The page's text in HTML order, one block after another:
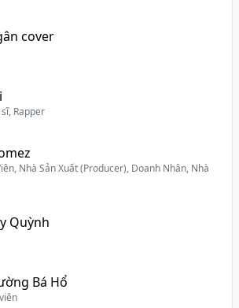
cover
Rapper
Nhà Sản Xuất (Producer), Doanh Nhân, Nhà
Quỳnh
Bá Hổ